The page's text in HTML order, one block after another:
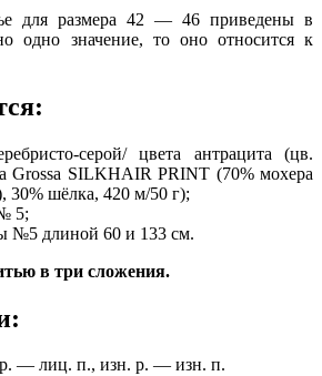
для размера 42 — 46 приведены в
одно значение, то оно относится к
серой/ цвета антрацита (цв.
Grossa SILKHAIR PRINT (70% мохера
30% шёлка, 420 м/50 г);
5;
№5 длиной 60 и 133 см.
в три сложения.
— лиц. п., изн. р. — изн. п.